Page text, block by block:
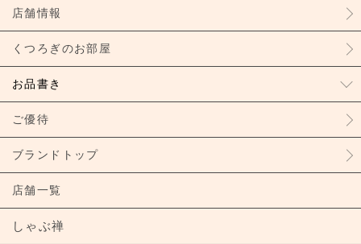
店舗情報
くつろぎのお部屋
お品書き
ご優待
ブランドトップ
店舗一覧
しゃぶ禅